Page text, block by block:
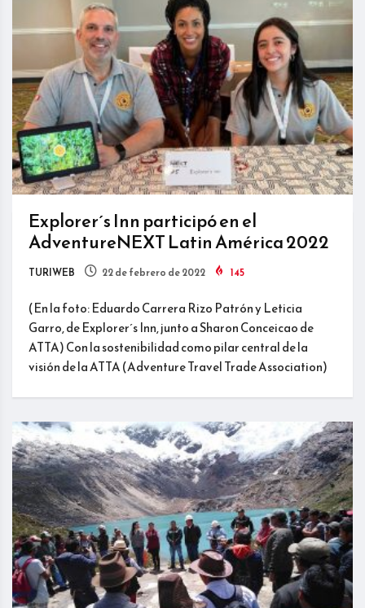
Explorer´s Inn participó en el
AdventureNEXT Latin América 2022
TURIWEB 22 de febrero de 2022 145
(En la foto: Eduardo Carrera Rizo Patrón y Leticia
Garro, de Explorer´s Inn, junto a Sharon Conceicao de
ATTA) Con la sostenibilidad como pilar central de la
visión de la ATTA (Adventure Travel Trade Association)